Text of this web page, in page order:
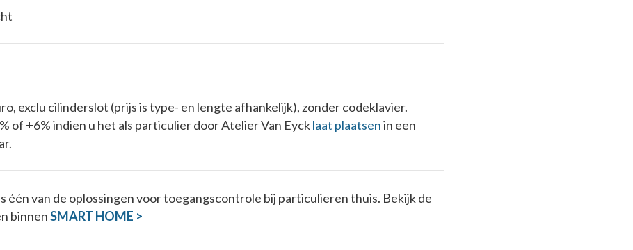
exclu cilinderslot (prijs is type- en lengte afhankelijk), zonder codeklavier.
of +6% indien u het als particulier door Atelier Van Eycklaat plaatsenin een
één van de oplossingen voor toegangscontrole bij particulieren thuis. Bekijk de
binnenSMART HOME >